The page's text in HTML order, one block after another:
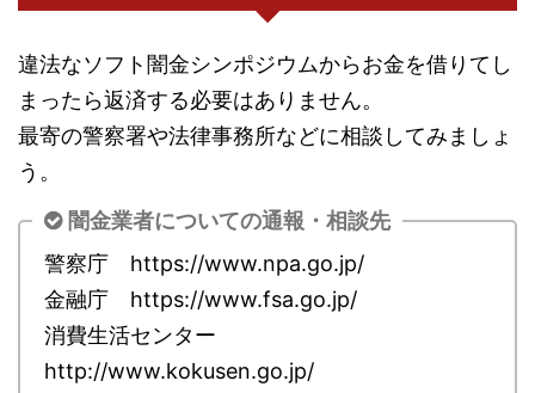
違法なソフト闇金シンポジウムからお金を借りてし
まったら返済する必要はありません。
最寄の警察署や法律事務所などに相談してみましょ
う。
闇金業者についての通報・相談先
警察庁 https://www.npa.go.jp/
金融庁 https://www.fsa.go.jp/
消費生活センター
http://www.kokusen.go.jp/